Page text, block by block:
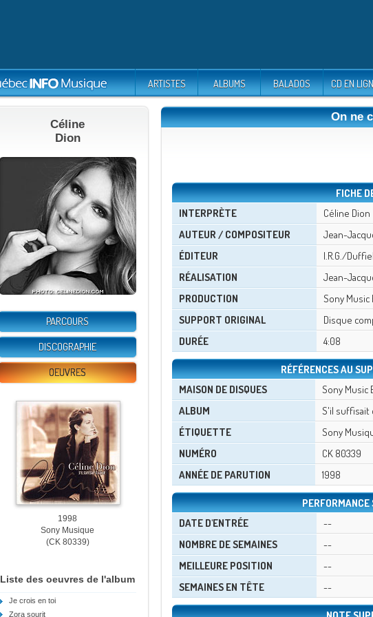
ARTISTES ALBUMS BALADOS CD EN
Céline
Dion
PARCOURS
DISCOGRAPHIE
OEUVRES
1998
Sony Musique
(CK 80339)
Liste des oeuvres de l'album
Je crois en toi
Zora sourit
On ne
FICHE
INTERPRÈTE
Céline Dion
AUTEUR / COMPOSITEUR
Jean-
ÉDITEUR
I.R.G./
RÉALISATION
Jean-
PRODUCTION
Sony Music
SUPPORT ORIGINAL
Disque
DURÉE
4:08
RÉFÉRENCES AU
MAISON DE DISQUES
Sony Music
ALBUM
S'il suffisait
ÉTIQUETTE
Sony
NUMÉRO
CK 80339
ANNÉE DE PARUTION
1998
PERFORMANCE
DATE D'ENTRÉE
--
NOMBRE DE SEMAINES
--
MEILLEURE POSITION
--
SEMAINES EN TÊTE
--